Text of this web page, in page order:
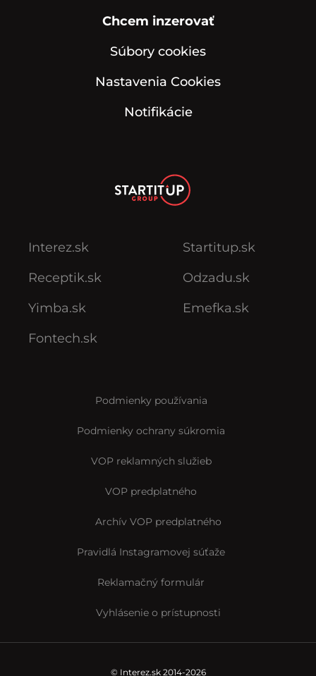
Chcem inzerovať
Súbory cookies
Nastavenia Cookies
Notifikácie
Interez.sk
Receptik.sk
Yimba.sk
Fontech.sk
Startitup.sk
Odzadu.sk
Emefka.sk
Podmienky používania
Podmienky ochrany súkromia
VOP reklamných služieb
VOP predplatného
Archív VOP predplatného
Pravidlá Instagramovej súťaže
Reklamačný formulár
Vyhlásenie o prístupnosti
© Interez.sk 2014-2026